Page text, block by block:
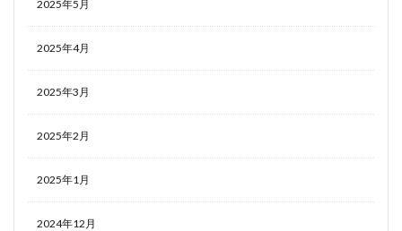
2025年5月
2025年4月
2025年3月
2025年2月
2025年1月
2024年12月